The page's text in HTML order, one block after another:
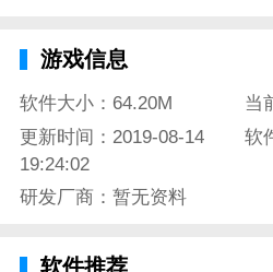
错过
【猜你喜欢】你的喜好，赶集
作
【买房卖房】租房找房，不吃
【闲置物品】随时换钱，省钱
游戏信息
软件大小：64.20M
当
更新时间：2019-08-14
19:24:02
软
研发厂商：暂无资料
软件推荐